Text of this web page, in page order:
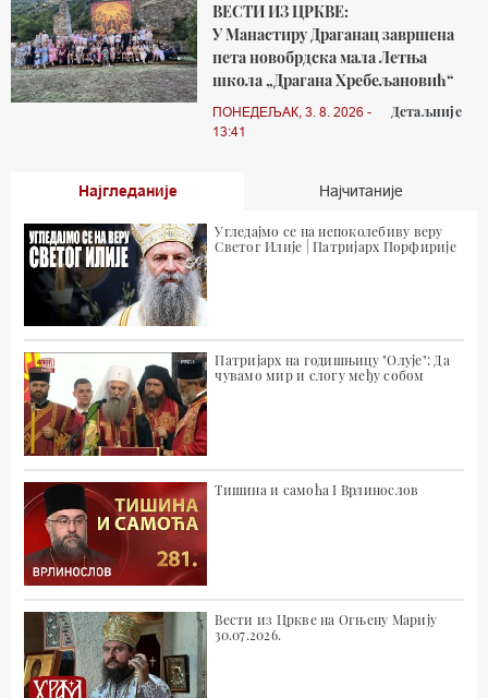
ВЕСТИ ИЗ ЦРКВЕ:
У Манастиру Драганац завршена
пета новобрдска мала Летња
школа „Драгана Хребељановић“
ПОНЕДЕЉАК, 3. 8. 2026 -
13:41
Детаљније
Најгледаније Најчитаније
Угледајмо се на непоколебиву веру
Светог Илије | Патријарх Порфирије
Патријарх на годишњицу "Олује": Да
чувамо мир и слогу међу собом
Тишина и самоћа I Врлинослов
Вести из Цркве на Огњену Марију
30.07.2026.